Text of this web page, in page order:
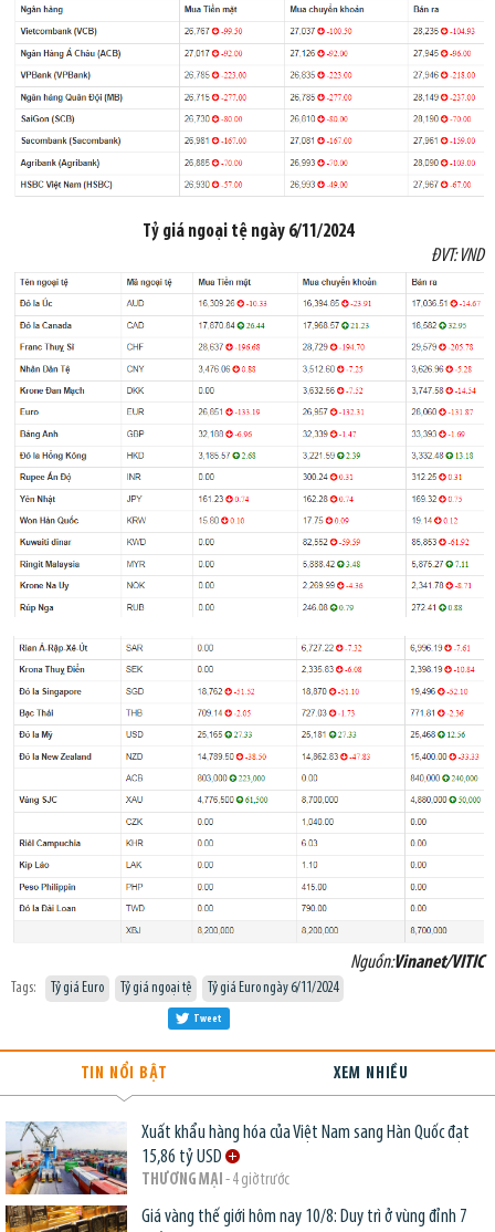
Tỷ giá ngoại tệ ngày 6/11/2024
ĐVT: VND
Nguồn:Vinanet/VITIC
Tags: Tỷ giá Euro Tỷ giá ngoại tệ Tỷ giá Euro ngày 6/11/2024
Tweet
TIN NỔI BẬT XEM NHIỀU
Xuất khẩu hàng hóa của Việt Nam sang Hàn Quốc đạt
15,86 tỷ USD
THƯƠNG MẠI - 4 giờ trước
Giá vàng thế giới hôm nay 10/8: Duy trì ở vùng đỉnh 7